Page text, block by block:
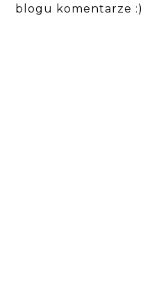
blogu komentarze :)